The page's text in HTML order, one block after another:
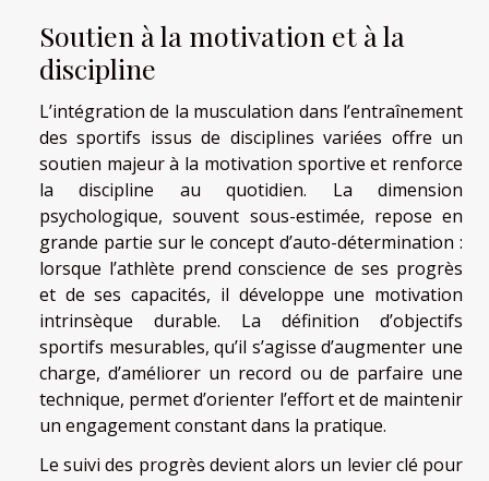
Soutien à la motivation et à la
discipline
L’intégration de la musculation dans l’entraînement
des sportifs issus de disciplines variées offre un
soutien majeur à la motivation sportive et renforce
la discipline au quotidien. La dimension
psychologique, souvent sous-estimée, repose en
grande partie sur le concept d’auto-détermination :
lorsque l’athlète prend conscience de ses progrès
et de ses capacités, il développe une motivation
intrinsèque durable. La définition d’objectifs
sportifs mesurables, qu’il s’agisse d’augmenter une
charge, d’améliorer un record ou de parfaire une
technique, permet d’orienter l’effort et de maintenir
un engagement constant dans la pratique.
Le suivi des progrès devient alors un levier clé pour